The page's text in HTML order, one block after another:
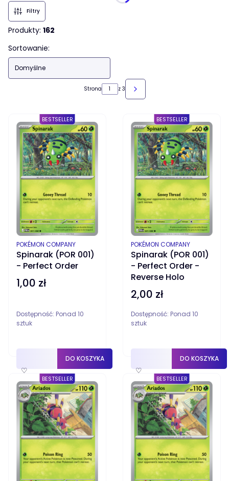
Filtry
Produkty: 162
Lista produktów
Sortowanie:
Domyślne
Strona z 3 NASTĘPNE PRODUKTY
BESTSELLER
Spinarak (POR 001)
- Perfect Order
PRODUCENT
POKÉMON COMPANY
Cena
1,00 zł
Dostępność: Ponad 10
sztuk
♡
DO KOSZYKA
BESTSELLER
Spinarak (POR 001)
- Perfect Order -
Reverse Holo
PRODUCENT
POKÉMON COMPANY
Cena
2,00 zł
Dostępność: Ponad 10
sztuk
♡
DO KOSZYKA
BESTSELLER BESTSELLER